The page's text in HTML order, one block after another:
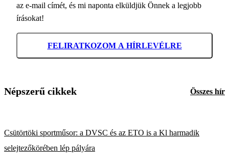
az e-mail címét, és mi naponta elküldjük Önnek a legjobb
írásokat!
FELIRATKOZOM A HÍRLEVÉLRE
Népszerű cikkek Összes hír
Csütörtöki sportműsor: a DVSC és az ETO is a Kl harmadik
selejtezőkörében lép pályára